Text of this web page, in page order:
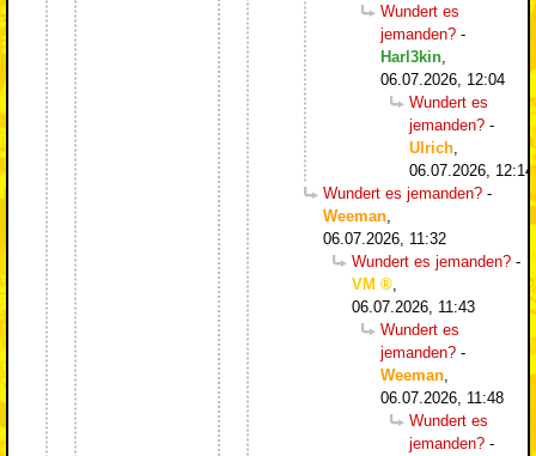
Wundert es
jemanden? -
Harl3kin,
06.07.2026, 12:04
Wundert es
jemanden? -
Ulrich,
06.07.2026, 12:14
Wundert es jemanden? -
Weeman,
06.07.2026, 11:32
Wundert es jemanden? -
VM
,
06.07.2026, 11:43
Wundert es
jemanden? -
Weeman,
06.07.2026, 11:48
Wundert es
jemanden? -